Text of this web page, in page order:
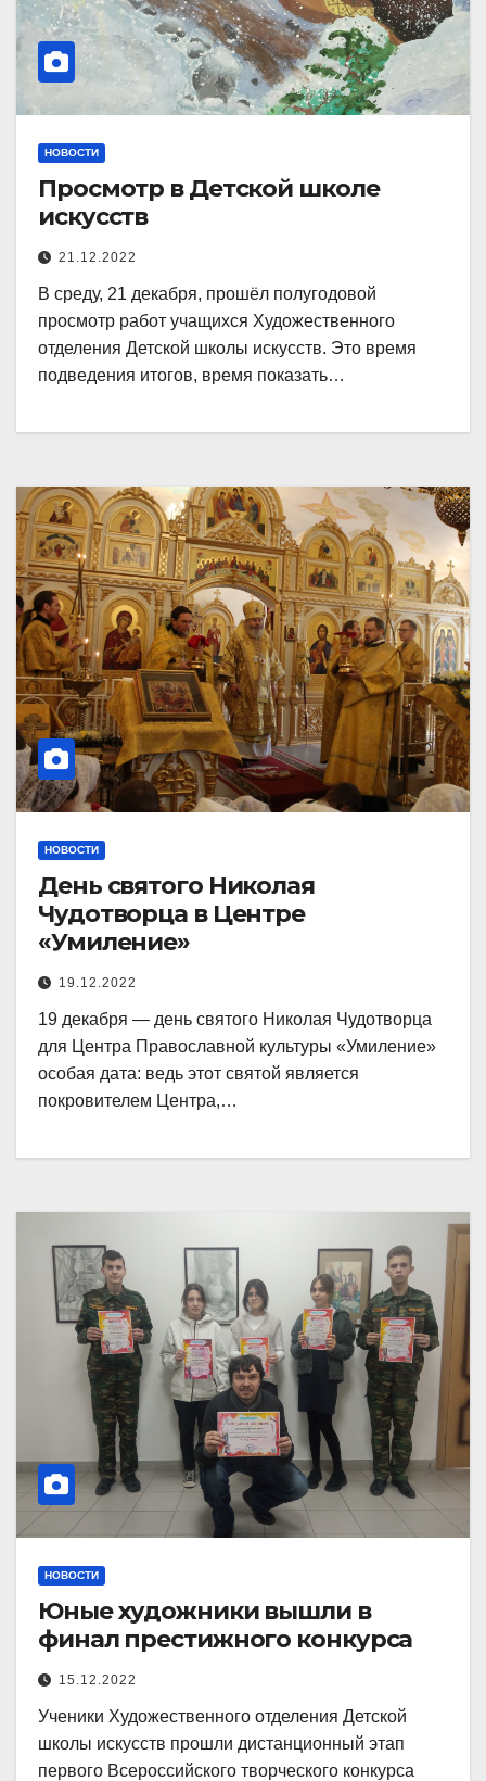
НОВОСТИ
Просмотр в Детской школе
искусств
21.12.2022
В среду, 21 декабря, прошёл полугодовой
просмотр работ учащихся Художественного
отделения Детской школы искусств. Это время
подведения итогов, время показать…
НОВОСТИ
День святого Николая
Чудотворца в Центре
«Умиление»
19.12.2022
19 декабря — день святого Николая Чудотворца
для Центра Православной культуры «Умиление»
особая дата: ведь этот святой является
покровителем Центра,…
НОВОСТИ
Юные художники вышли в
финал престижного конкурса
15.12.2022
Ученики Художественного отделения Детской
школы искусств прошли дистанционный этап
первого Всероссийского творческого конкурса